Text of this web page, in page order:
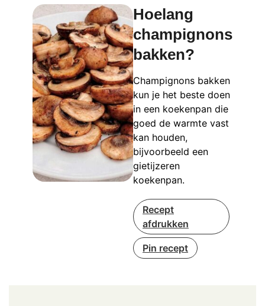
Hoelang
champignons
bakken?
Champignons bakken
kun je het beste doen
in een koekenpan die
goed de warmte vast
kan houden,
bijvoorbeeld een
gietijzeren
koekenpan.
Recept
afdrukken
Pin recept